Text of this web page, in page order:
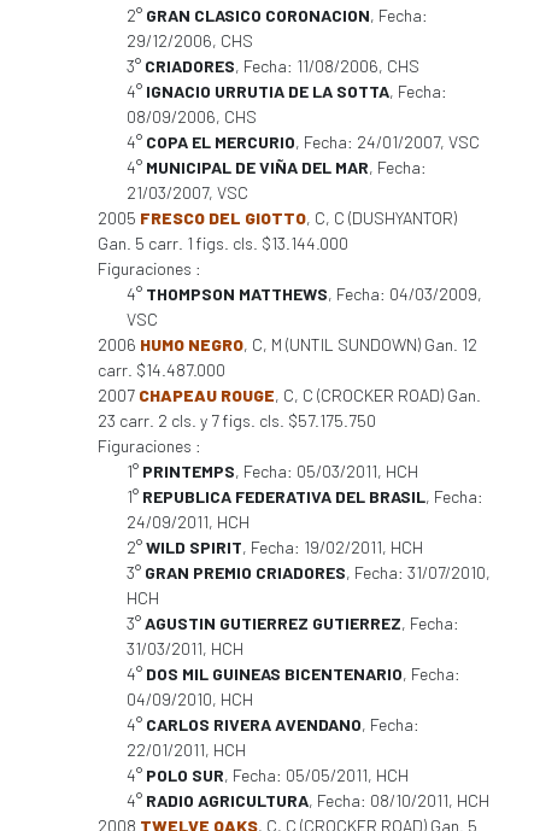
2° GRAN CLASICO CORONACION, Fecha:
29/12/2006, CHS
3° CRIADORES, Fecha: 11/08/2006, CHS
4° IGNACIO URRUTIA DE LA SOTTA, Fecha:
08/09/2006, CHS
4° COPA EL MERCURIO, Fecha: 24/01/2007, VSC
4° MUNICIPAL DE VIÑA DEL MAR, Fecha:
21/03/2007, VSC
2005 FRESCO DEL GIOTTO, C, C (DUSHYANTOR)
Gan. 5 carr. 1 figs. cls. $13.144.000
Figuraciones :
4° THOMPSON MATTHEWS, Fecha: 04/03/2009,
VSC
2006 HUMO NEGRO, C, M (UNTIL SUNDOWN) Gan. 12
carr. $14.487.000
2007 CHAPEAU ROUGE, C, C (CROCKER ROAD) Gan.
23 carr. 2 cls. y 7 figs. cls. $57.175.750
Figuraciones :
1° PRINTEMPS, Fecha: 05/03/2011, HCH
1° REPUBLICA FEDERATIVA DEL BRASIL, Fecha:
24/09/2011, HCH
2°WILD SPIRIT, Fecha: 19/02/2011, HCH
3° GRAN PREMIO CRIADORES, Fecha: 31/07/2010,
HCH
3°AGUSTIN GUTIERREZ GUTIERREZ, Fecha:
31/03/2011, HCH
4° DOS MIL GUINEAS BICENTENARIO, Fecha:
04/09/2010, HCH
4° CARLOS RIVERA AVENDANO, Fecha:
22/01/2011, HCH
4° POLO SUR, Fecha: 05/05/2011, HCH
4° RADIO AGRICULTURA, Fecha: 08/10/2011, HCH
2008 TWELVE OAKS, C, C (CROCKER ROAD) Gan. 5